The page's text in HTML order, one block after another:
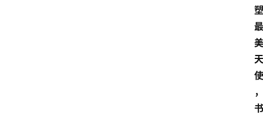
塑
最
美
天
使
，
书